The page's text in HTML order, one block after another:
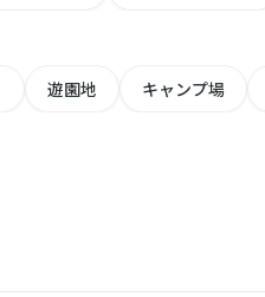
遊園地 キャンプ場